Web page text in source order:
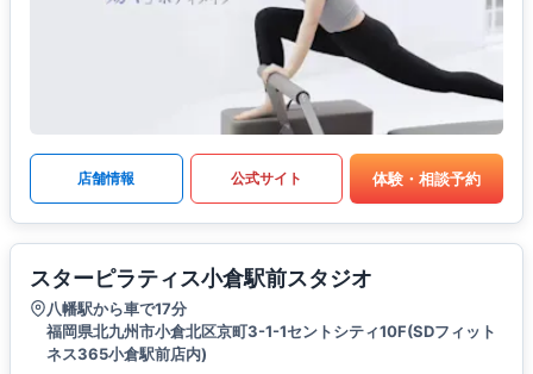
店舗情報 公式サイト 体験・相談予約
スターピラティス小倉駅前スタジオ
八幡駅から車で17分
福岡県北九州市小倉北区京町3-1-1セントシティ10F(SDフィット
ネス365小倉駅前店内)